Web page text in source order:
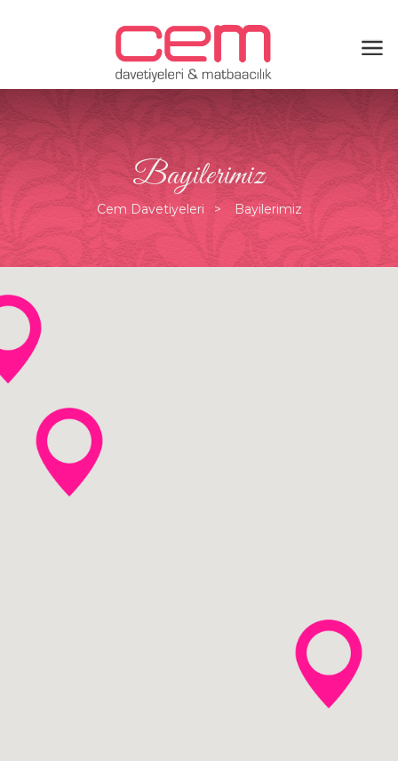
Bayilerimiz
Cem Davetiyeleri Bayilerimiz